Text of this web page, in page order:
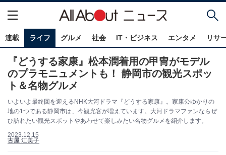
連載 ライフ グルメ 社会 IT・ビジネス エンタメ リサ
『どうする家康』松本潤着用の甲冑がモデル
のプラモニュメントも！ 静岡市の観光スポッ
ト＆名物グルメ
いよいよ最終回を迎えるNHK大河ドラマ『どうする家康』。家康公ゆかりの
地の1つである静岡市は、今観光客が増えています。大河ドラマファンならぜ
ひ訪れたい観光スポットやあわせて楽しみたい名物グルメを紹介します。
2023.12.15
古屋 江美子